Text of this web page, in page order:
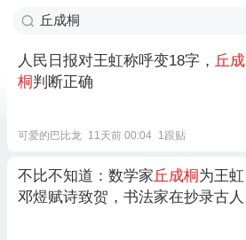
人民日报对王虹称呼变18字， 丘成
桐判断正确
可爱的巴比龙 11天前 00:04 1跟贴
不比不知道：数学家 丘成桐 为王虹
邓煜赋诗致贺，书法家在抄录古人